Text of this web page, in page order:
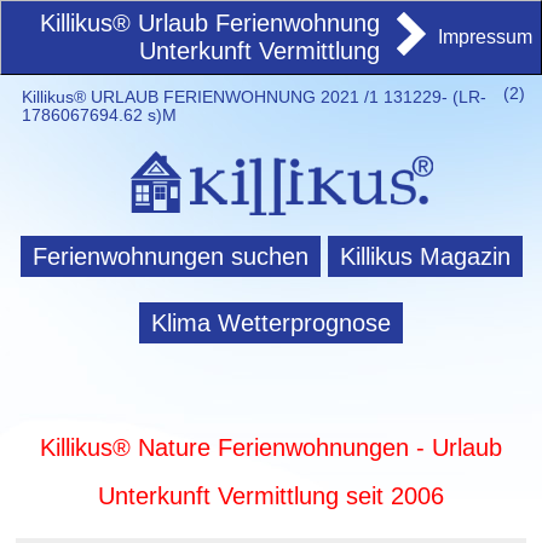
Killikus® Urlaub Ferienwohnung
Unterkunft Vermittlung
Impressum
(2)
Killikus® URLAUB FERIENWOHNUNG 2021 /1 131229- (LR-
1786067694.62 s)M
Ferienwohnungen suchen Killikus Magazin
Klima Wetterprognose
Killikus® Nature Ferienwohnungen - Urlaub
Unterkunft Vermittlung seit 2006